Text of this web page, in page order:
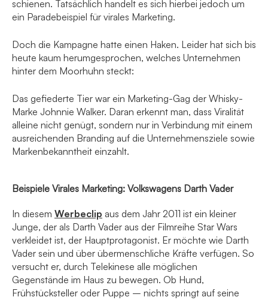
schienen. Tatsächlich handelt es sich hierbei jedoch um
ein Paradebeispiel für virales Marketing.
Doch die Kampagne hatte einen Haken. Leider hat sich bis
heute kaum herumgesprochen, welches Unternehmen
hinter dem Moorhuhn steckt:
Das gefiederte Tier war ein Marketing-Gag der Whisky-
Marke Johnnie Walker. Daran erkennt man, dass Viralität
alleine nicht genügt, sondern nur in Verbindung mit einem
ausreichenden Branding auf die Unternehmensziele sowie
Markenbekanntheit einzahlt.
Beispiele Virales Marketing: Volkswagens Darth Vader
In diesem Werbeclip aus dem Jahr 2011 ist ein kleiner
Junge, der als Darth Vader aus der Filmreihe Star Wars
verkleidet ist, der Hauptprotagonist. Er möchte wie Darth
Vader sein und über übermenschliche Kräfte verfügen. So
versucht er, durch Telekinese alle möglichen
Gegenstände im Haus zu bewegen. Ob Hund,
Frühstücksteller oder Puppe – nichts springt auf seine